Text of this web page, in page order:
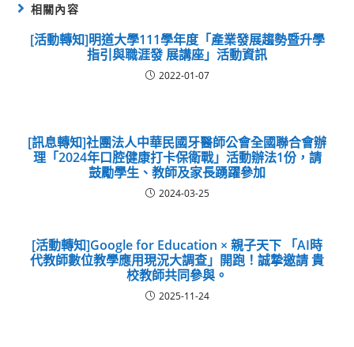
相關內容
[活動轉知]明道大學111學年度「產業發展趨勢暨升學
指引與職涯發 展講座」活動資訊
2022-01-07
[訊息轉知]社團法人中華民國牙醫師公會全國聯合會辦
理「2024年口腔健康打卡保衛戰」活動辦法1份，請
鼓勵學生、教師及家長踴躍參加
2024-03-25
[活動轉知]Google for Education × 親子天下 「AI時
代教師數位教學應用現況大調查」開跑！誠摯邀請 貴
校教師共同參與。
2025-11-24